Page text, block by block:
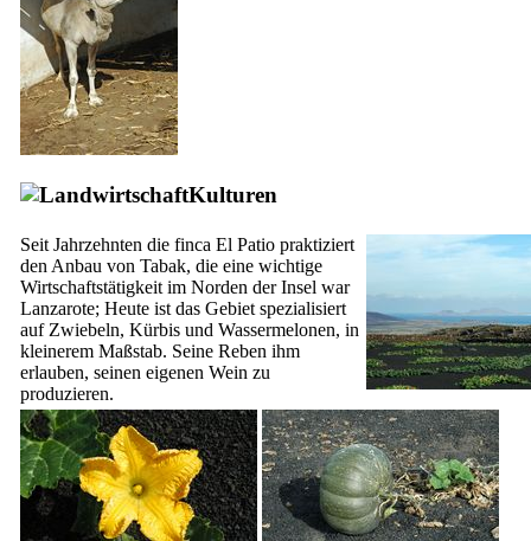
Kulturen
Seit Jahrzehnten die finca El Patio praktiziert
den Anbau von Tabak, die eine wichtige
Wirtschaftstätigkeit im Norden der Insel war
Lanzarote; Heute ist das Gebiet spezialisiert
auf Zwiebeln, Kürbis und Wassermelonen, in
kleinerem Maßstab. Seine Reben ihm
erlauben, seinen eigenen Wein zu
produzieren.